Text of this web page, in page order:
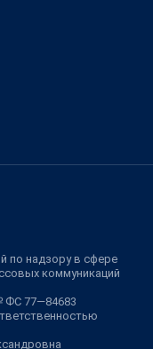
по надзору в сфере
коммуникаций
ФС 77—84683